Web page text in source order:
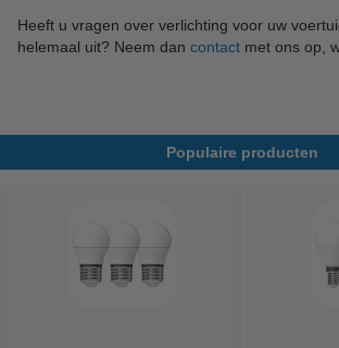
Heeft u vragen over verlichting voor uw
helemaal uit? Neem dan contact met ons op,
Populaire producten